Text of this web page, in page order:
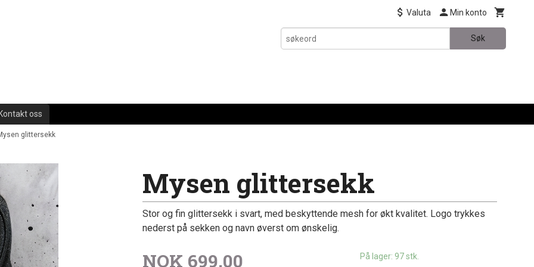
Valuta Min konto
Søk
Kontakt oss
glittersekk
Mysen glittersekk
Stor og fin glittersekk i svart, med beskyttende mesh for økt kvalitet. Logo trykkes
nederst på sekken og navn øverst om ønskelig.
NOK 699,00 På lager: 97 stk.